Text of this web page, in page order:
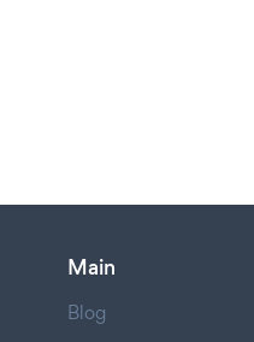
Main
Blog